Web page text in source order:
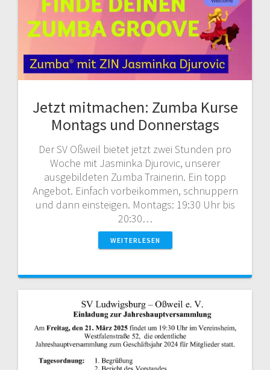
Jetzt mitmachen: Zumba Kurse
Montags und Donnerstags
Der SV Oßweil bietet jetzt zwei Stunden pro
Woche mit Jasminka Djurovic, unserer
ausgebildeten Zumba Trainerin. Ein topp
Angebot. Einfach vorbeikommen, schnuppern
und dann einsteigen. Montags: 19:30 Uhr bis
20:30…
WEITERLESEN